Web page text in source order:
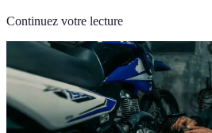
Continuez votre lecture